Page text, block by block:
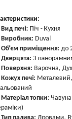
Вид печі: Піч - Кухня
Виробник: Duval
Об'єм приміщення: до
Дверцята: З
Поверхня: Варочна,
Кожух печі: Металевий,
Матеріал топки: